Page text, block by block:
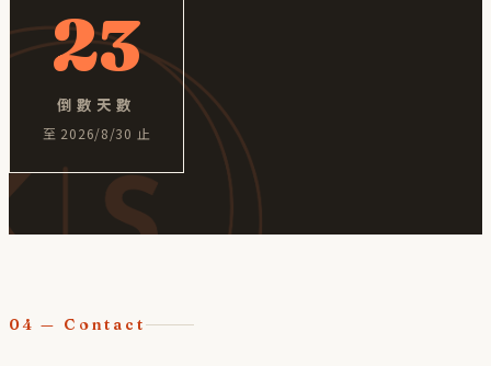
23
倒數天數
至 2026/8/30 止
04 — Contact